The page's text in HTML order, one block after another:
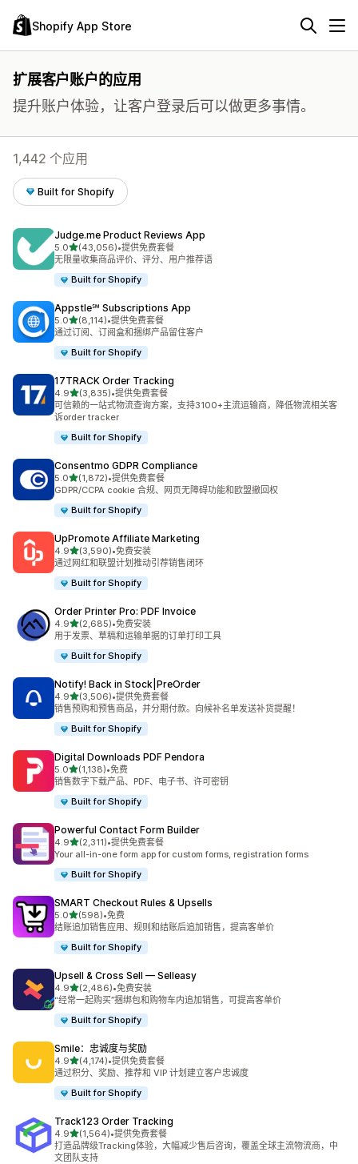
Shopify App Store
扩展客户账户的应用
提升账户体验，让客户登录后可以做更多事情。
1,442 个应用
Built for Shopify
Judge.me Product Reviews App
5.0星（满分 5 星）
(43,056)
总共 43056 条评论
•提供免费套餐
无限量收集商品评价、评分、用户推荐语
Built for Shopify
Appstle℠ Subscriptions App
5.0星（满分 5 星）
(8,114)
总共 8114 条评论
•提供免费套餐
通过订阅、订阅盒和捆绑产品留住客户
Built for Shopify
17TRACK Order Tracking
4.9星（满分 5 星）
(3,835)
总共 3835 条评论
•提供免费套餐
可信赖的一站式物流查询方案，支持3100+主流运输商，降低物流相关客
诉order tracker
Built for Shopify
Consentmo GDPR Compliance
5.0星（满分 5 星）
(1,872)
总共 1872 条评论
•提供免费套餐
GDPR/CCPA cookie 合规、网页无障碍功能和欧盟撤回权
Built for Shopify
UpPromote Affiliate Marketing
4.9星（满分 5 星）
(3,590)
总共 3590 条评论
•免费安装
通过网红和联盟计划推动引荐销售闭环
Built for Shopify
Order Printer Pro: PDF Invoice
4.9星（满分 5 星）
(2,685)
总共 2685 条评论
•免费安装
用于发票、草稿和运输单据的订单打印工具
Built for Shopify
Notify! Back in Stock|PreOrder
4.9星（满分 5 星）
(3,506)
总共 3506 条评论
•提供免费套餐
销售预购和预售商品，并分期付款。向候补名单发送补货提醒！
Built for Shopify
Digital Downloads PDF Pendora
5.0星（满分 5 星）
(1,138)
总共 1138 条评论
•免费
销售数字下载产品、PDF、电子书、许可密钥
Built for Shopify
Powerful Contact Form Builder
4.9星（满分 5 星）
(2,311)
总共 2311 条评论
•提供免费套餐
Your all-in-one form app for custom forms, registration forms
Built for Shopify
SMART Checkout Rules & Upsells
5.0星（满分 5 星）
(598)
总共 598 条评论
•免费
结账追加销售应用、规则和结账后追加销售，提高客单价
Built for Shopify
Upsell & Cross Sell — Selleasy
4.9星（满分 5 星）
(2,486)
总共 2486 条评论
•免费安装
“经常一起购买”捆绑包和购物车内追加销售，可提高客单价
Built for Shopify
Smile：忠诚度与奖励
4.9星（满分 5 星）
(4,174)
总共 4174 条评论
•提供免费套餐
通过积分、奖励、推荐和 VIP 计划建立客户忠诚度
Built for Shopify
Track123 Order Tracking
4.9星（满分 5 星）
(1,564)
总共 1564 条评论
•提供免费套餐
打造品牌级Tracking体验，大幅减少售后咨询，覆盖全球主流物流商，中
文团队支持